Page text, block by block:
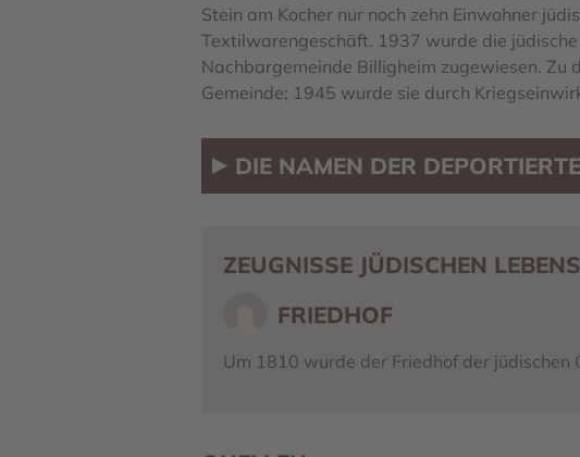
Stein am Kocher nur noch zehn Einwohner
Textilwarengeschäft. 1937 wurde die
Nachbargemeinde Billigheim zugewiesen. Zu
Gemeinde; 1945 wurde sie durch
DIE NAMEN DER
ZEUGNISSE JÜDISCHEN LEBENS
FRIEDHOF
Um 1810 wurde der Friedhof der jüdischen